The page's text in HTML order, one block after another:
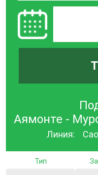
Аямонте -
Линия:
Тип